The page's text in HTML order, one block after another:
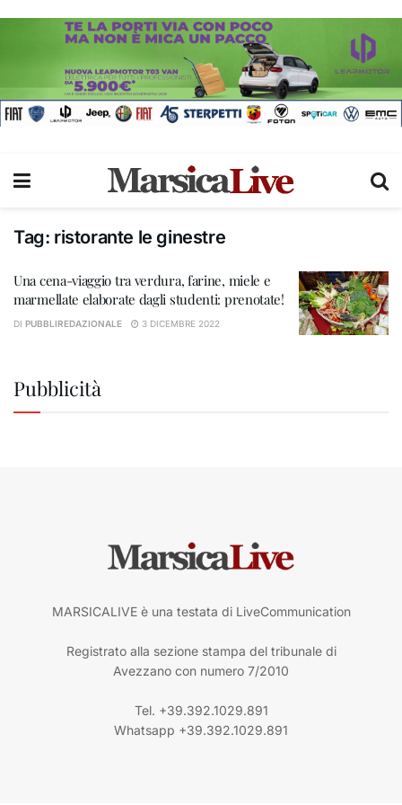
Tag: ristorante le ginestre
Una cena-viaggio tra verdura, farine, miele e
marmellate elaborate dagli studenti: prenotate!
DI PUBBLIREDAZIONALE 3 DICEMBRE 2022
Pubblicità
MARSICALIVE è una testata di LiveCommunication
Registrato alla sezione stampa del tribunale di
Avezzano con numero 7/2010
Tel. +39.392.1029.891
Whatsapp +39.392.1029.891